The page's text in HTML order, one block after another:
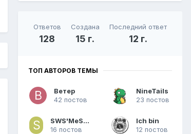
Ответов
128
Создана
15 г.
Последний ответ
12 г.
ТОП АВТОРОВ ТЕМЫ
Ветер
42 постов
NineTails
23 постов
SWS'MeSSiaH
16 постов
Ich bin
12 постов